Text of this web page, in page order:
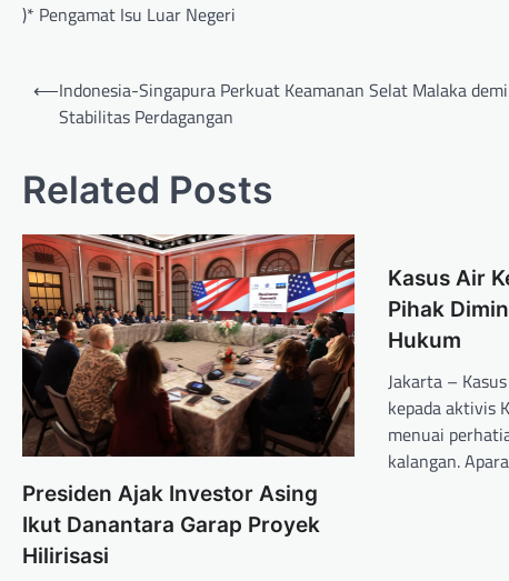
)* Pengamat Isu Luar Negeri
Post
navigation
⟵Indonesia-Singapura Perkuat Keamanan Selat Malaka demi
Stabilitas Perdagangan
Related Posts
Presiden Ajak Investor Asing
Ikut Danantara Garap Proyek
Hilirisasi
Kasus Air
Pihak
Hukum
Jakarta –
kepada aktivis
menuai
kalangan.